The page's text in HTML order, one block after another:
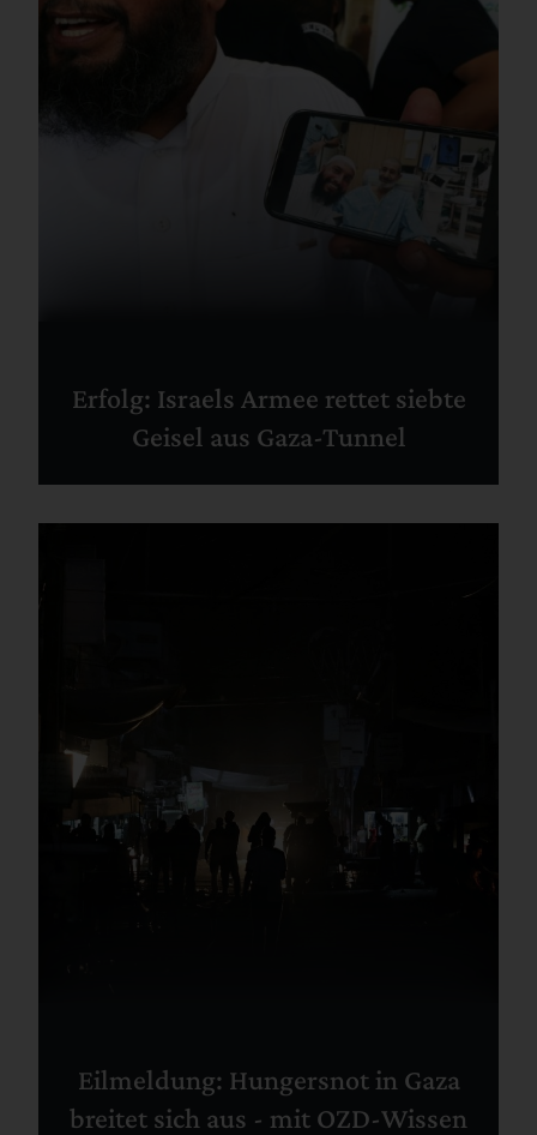
Erfolg: Israels Armee rettet siebte
Geisel aus Gaza-Tunnel
Eilmeldung: Hungersnot in Gaza
breitet sich aus - mit OZD-Wissen